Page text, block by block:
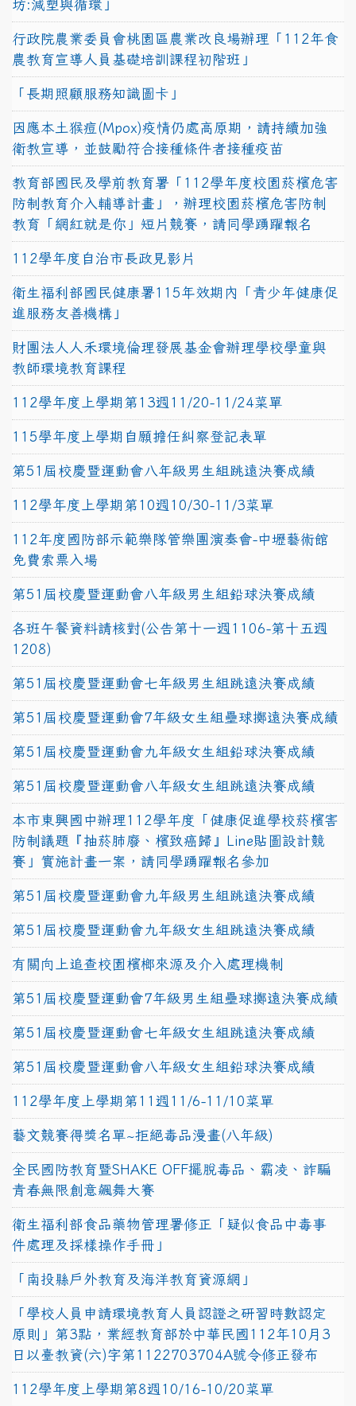
坊:減塑與循環」
行政院農業委員會桃園區農業改良場辦理「112年食
農教育宣導人員基礎培訓課程初階班」
「長期照顧服務知識圖卡」
因應本土猴痘(Mpox)疫情仍處高原期，請持續加強
衛教宣導，並鼓勵符合接種條件者接種疫苗
教育部國民及學前教育署「112學年度校園菸檳危害
防制教育介入輔導計畫」，辦理校園菸檳危害防制
教育「網紅就是你」短片競賽，請同學踴躍報名
112學年度自治市長政見影片
衛生福利部國民健康署115年效期內「青少年健康促
進服務友善機構」
財團法人人禾環境倫理發展基金會辦理學校學童與
教師環境教育課程
112學年度上學期第13週11/20-11/24菜單
115學年度上學期自願擔任糾察登記表單
第51屆校慶暨運動會八年級男生組跳遠決賽成績
112學年度上學期第10週10/30-11/3菜單
112年度國防部示範樂隊管樂團演奏會-中壢藝術館
免費索票入場
第51屆校慶暨運動會八年級男生組鉛球決賽成績
各班午餐資料請核對(公告第十一週1106-第十五週
1208)
第51屆校慶暨運動會七年級男生組跳遠決賽成績
第51屆校慶暨運動會7年級女生組壘球擲遠決賽成績
第51屆校慶暨運動會九年級女生組鉛球決賽成績
第51屆校慶暨運動會八年級女生組跳遠決賽成績
本市東興國中辦理112學年度「健康促進學校菸檳害
防制議題『抽菸肺廢、檳致癌歸』Line貼圖設計競
賽」實施計畫一案，請同學踴躍報名參加
第51屆校慶暨運動會九年級男生組跳遠決賽成績
第51屆校慶暨運動會九年級女生組跳遠決賽成績
有關向上追查校園檳榔來源及介入處理機制
第51屆校慶暨運動會7年級男生組壘球擲遠決賽成績
第51屆校慶暨運動會七年級女生組跳遠決賽成績
第51屆校慶暨運動會八年級女生組鉛球決賽成績
112學年度上學期第11週11/6-11/10菜單
藝文競賽得獎名單~拒絕毒品漫畫(八年級)
全民國防教育暨SHAKE OFF擺脫毒品、霸凌、詐騙
青春無限創意飆舞大賽
衛生福利部食品藥物管理署修正「疑似食品中毒事
件處理及採樣操作手冊」
「南投縣戶外教育及海洋教育資源網」
「學校人員申請環境教育人員認證之研習時數認定
原則」第3點，業經教育部於中華民國112年10月3
日以臺教資(六)字第1122703704A號令修正發布
112學年度上學期第8週10/16-10/20菜單